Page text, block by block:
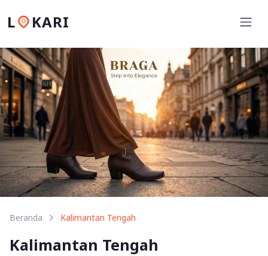
L KARI
Beranda Kalimantan Tengah
Kalimantan Tengah